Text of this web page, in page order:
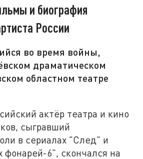
и биография
России
во время войны,
драматическом
областном театре
актёр театра и кино
сыгравший
в сериалах "След" и
фонарей-6", скончался на